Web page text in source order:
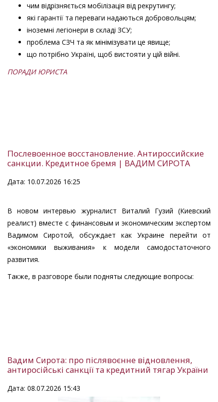
чим відрізняється мобілізація від рекрутингу;
які гарантії та переваги надаються добровольцям;
іноземні легіонери в складі ЗСУ;
проблема СЗЧ та як мінімізувати це явище;
що потрібно Україні, щоб вистояти у цій війні.
ПОРАДИ ЮРИСТА
Послевоенное восстановление. Антироссийские
санкции. Кредитное бремя | ВАДИМ СИРОТА
Дата: 10.07.2026 16:25
В новом интервью журналист Виталий Гузий (Киевский
реалист) вместе с финансовым и экономическим экспертом
Вадимом Сиротой, обсуждает как Украине перейти от
«экономики выживания» к модели самодостаточного
развития.
Также, в разговоре были подняты следующие вопросы:
Вадим Сирота: про післявоєнне відновлення,
антиросійські санкції та кредитний тягар України
Дата: 08.07.2026 15:43